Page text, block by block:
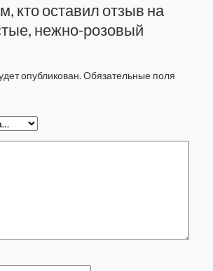
кто оставил отзыв на
нежно-розовый
опубликован. Обязательные поля